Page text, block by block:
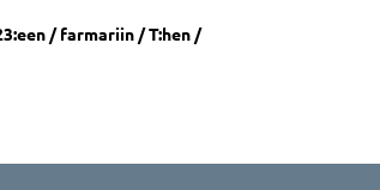
/ farmariin / T:hen /